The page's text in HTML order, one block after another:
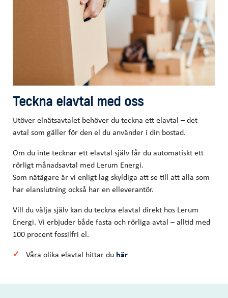
Teckna elavtal med oss
Utöver elnätsavtalet behöver du teckna ett elavtal – det
avtal som gäller för den el du använder i din bostad.
Om du inte tecknar ett elavtal själv får du automatiskt ett
rörligt månadsavtal med Lerum Energi.
Som nätägare är vi enligt lag skyldiga att se till att alla som
har elanslutning också har en elleverantör.
Vill du välja själv kan du teckna elavtal direkt hos Lerum
Energi. Vi erbjuder både fasta och rörliga avtal – alltid med
100 procent fossilfri el.
Våra olika elavtal hittar du här